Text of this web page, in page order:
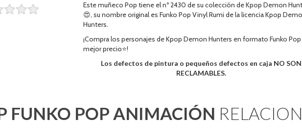
Este muñeco Pop tiene el nº 2430 de su colección de Kpop Demon
😍, su nombre original es Funko Pop Vinyl Rumi de la licencia Kpop
Hunters.
¡Compra los personajes de Kpop Demon Hunters en formato Funko Pop
mejor precio⭐!
Los defectos de pintura o pequeños defectos en caja NO SON
RECLAMABLES.
FUNKO POP ANIMACIÓN